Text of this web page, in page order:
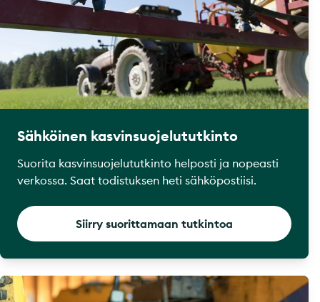
Sähköinen kasvinsuojelututkinto
Suorita kasvinsuojelututkinto helposti ja nopeasti
verkossa. Saat todistuksen heti sähköpostiisi.
Siirry suorittamaan tutkintoa